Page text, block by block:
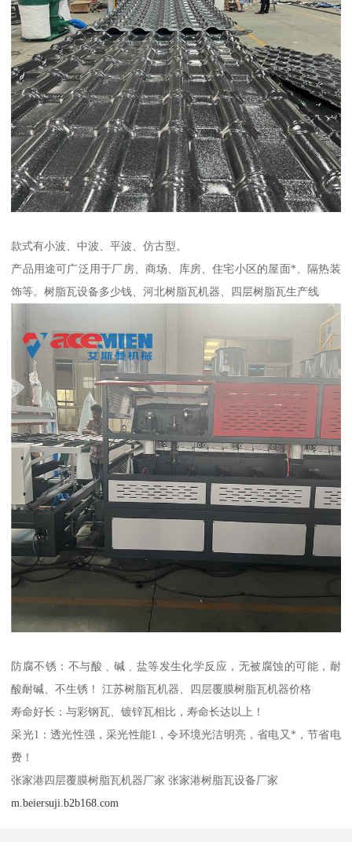
款式有小波、中波、平波、仿古型。
产品用途可广泛用于厂房、商场、库房、住宅小区的屋面*、隔热装
饰等。树脂瓦设备多少钱、河北树脂瓦机器、四层树脂瓦生产线
防腐不锈：不与酸﹑碱﹑盐等发生化学反应，无被腐蚀的可能，耐
酸耐碱、不生锈！ 江苏树脂瓦机器、四层覆膜树脂瓦机器价格
寿命好长：与彩钢瓦、镀锌瓦相比，寿命长达以上！
采光1：透光性强，采光性能1，令环境光洁明亮，省电又*，节省电
费！
张家港四层覆膜树脂瓦机器厂家 张家港树脂瓦设备厂家
m.beiersuji.b2b168.com